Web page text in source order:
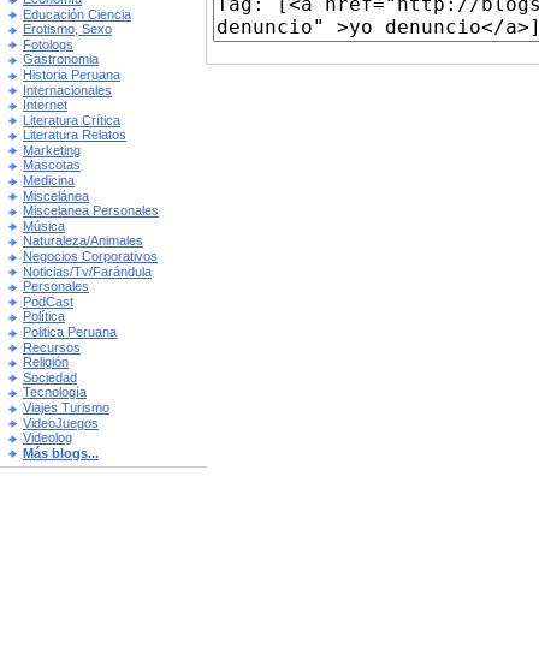
Educación Ciencia
Erotismo, Sexo
Fotologs
Gastronomia
Historia Peruana
Internacionales
Internet
Literatura Crítica
Literatura Relatos
Marketing
Mascotas
Medicina
Miscelánea
Miscelanea Personales
Música
Naturaleza/Animales
Negocios Corporativos
Noticias/Tv/Farándula
Personales
PodCast
Política
Politica Peruana
Recursos
Religión
Sociedad
Tecnología
Viajes Turismo
VideoJuegos
Videolog
Más blogs...